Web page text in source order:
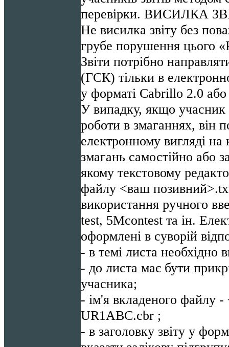
перевірки. ВИСИЛКА
Не висилка звіту без
грубе порушення цього
Звіти потрібно
(ГСК) тільки в
у форматі Сabrillo 2.0
У випадку, якщо учасник
роботи в змаганнях, він
електронному вигляді на
змагань самостійно або
якому текстовому
файлу <ваш
використання ручного
test, 5Mcontest та ін.
оформлені в суворій
- в темі листа
- до листа має бути
учасника;
- ім'я вкладеного файлу
UR1ABC.cbr ;
- в заголовку звіту у